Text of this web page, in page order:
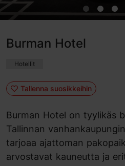
Burman Hotel
Hotellit
Tallenna suosikkeihin
Burman Hotel on tyylikäs
Tallinnan
tarjoaa ajattoman
arvostavat kauneutta ja